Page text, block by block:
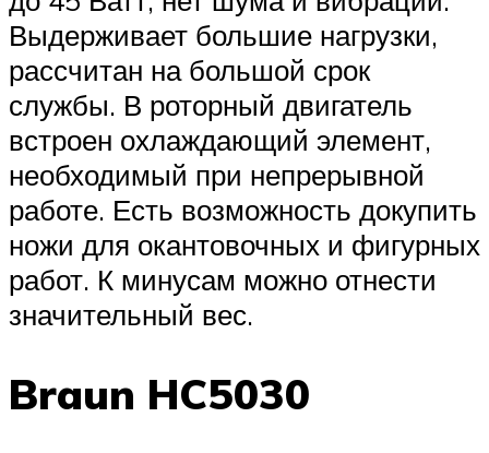
Выдерживает большие нагрузки,
рассчитан на большой срок
службы. В роторный двигатель
встроен охлаждающий элемент,
необходимый при непрерывной
работе. Есть возможность докупить
ножи для окантовочных и фигурных
работ. К минусам можно отнести
значительный вес.
Braun HC5030